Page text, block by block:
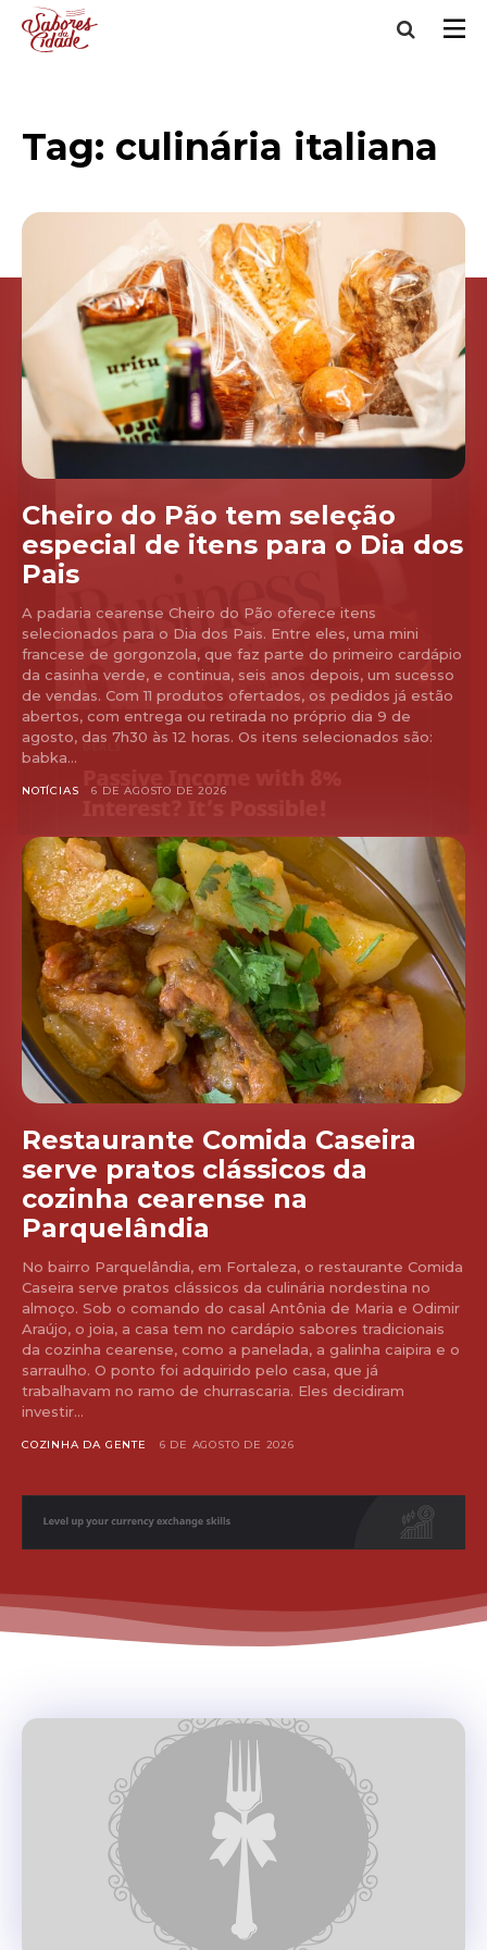
Tag: culinária italiana
Cheiro do Pão tem seleção
especial de itens para o Dia dos
Pais
A padaria cearense Cheiro do Pão oferece itens
selecionados para o Dia dos Pais. Entre eles, uma mini
francese de gorgonzola, que faz parte do primeiro cardápio
da casinha verde, e continua, seis anos depois, um sucesso
de vendas. Com 11 produtos ofertados, os pedidos já estão
abertos, com entrega ou retirada no próprio dia 9 de
agosto, das 7h30 às 12 horas. Os itens selecionados são:
babka...
NOTÍCIAS 6 DE AGOSTO DE 2026
Restaurante Comida Caseira
serve pratos clássicos da
cozinha cearense na
Parquelândia
No bairro Parquelândia, em Fortaleza, o restaurante Comida
Caseira serve pratos clássicos da culinária nordestina no
almoço. Sob o comando do casal Antônia de Maria e Odimir
Araújo, o joia, a casa tem no cardápio sabores tradicionais
da cozinha cearense, como a panelada, a galinha caipira e o
sarraulho. O ponto foi adquirido pelo casa, que já
trabalhavam no ramo de churrascaria. Eles decidiram
investir...
COZINHA DA GENTE 6 DE AGOSTO DE 2026